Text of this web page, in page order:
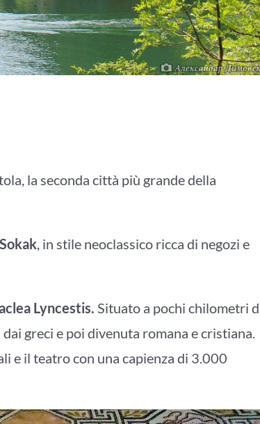
la seconda città più grande della
, in stile neoclassico ricca di negozi e
Lyncestis. Situato a pochi chilometri
greci e poi divenuta romana e cristiana.
e il teatro con una capienza di 3.000